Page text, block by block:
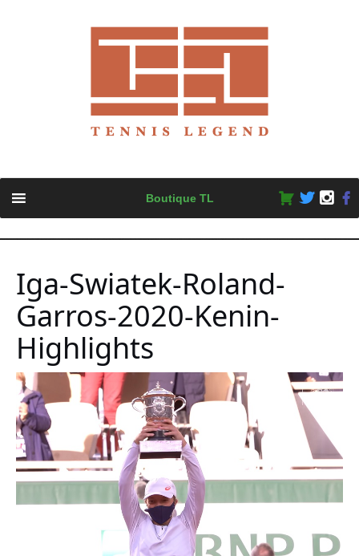
content
Boutique TL
Iga-Swiatek-Roland-
Garros-2020-Kenin-
Highlights